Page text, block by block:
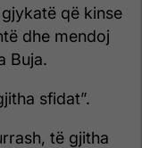
që kinse
dhe mendoj
Buja.
sfidat”.
të gjitha